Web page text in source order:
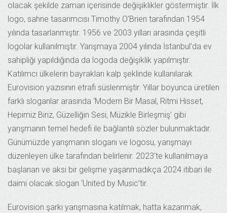
olacak şekilde zaman içerisinde değişiklikler göstermiştir. İlk
logo, sahne tasarımcısı Timothy O’Brien tarafından 1954
yılında tasarlanmıştır. 1956 ve 2003 yılları arasında çeşitli
logolar kullanılmıştır. Yarışmaya 2004 yılında İstanbul’da ev
sahipliği yapıldığında da logoda değişiklik yapılmıştır.
Katılımcı ülkelerin bayrakları kalp şeklinde kullanılarak
Eurovision yazısının etrafı süslenmiştir. Yıllar boyunca üretilen
farklı sloganlar arasında ‘Modern Bir Masal, Ritmi Hisset,
Hepimiz Biriz, Güzelliğin Sesi, Müzikle Birleşmiş’ gibi
yarışmanın temel hedefi ile bağlantılı sözler bulunmaktadır.
Günümüzde yarışmanın sloganı ve logosu, yarışmayı
düzenleyen ülke tarafından belirlenir. 2023’te kullanılmaya
başlanan ve aksi bir gelişme yaşanmadıkça 2024 itibari ile
daimi olacak slogan ‘United by Music’tir.
Eurovision şarkı yarışmasına katılmak, hatta kazanmak,